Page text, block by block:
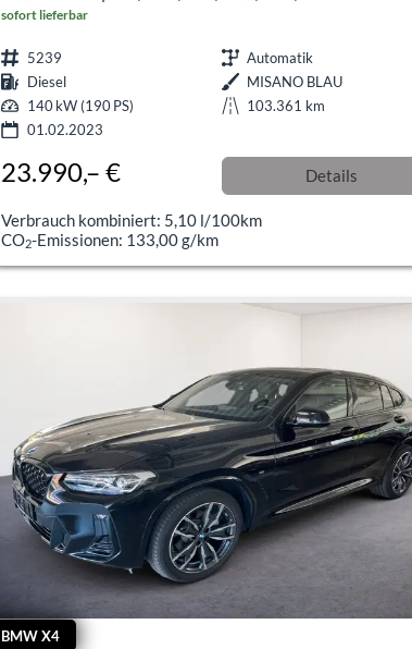
sofort lieferbar
5239
Automatik
Diesel
MISANO BLAU
140 kW (190 PS)
103.361 km
01.02.2023
23.990,– € Details
Verbrauch kombiniert: 5,10 l/100km
CO2-Emissionen: 133,00 g/km
BMW X4